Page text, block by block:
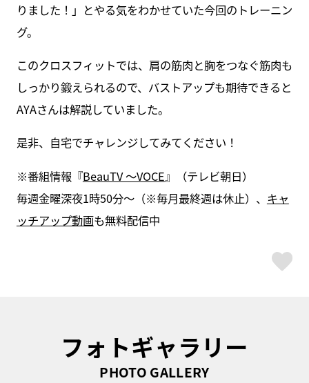
りました！」とやる気をわかせていた今回のトレーニン
グ。
このクロスフィットでは、肩の筋肉と胸をつなぐ筋肉も
しっかり鍛えられるので、バストアップも期待できると
AYAさんは解説していました。
是非、自宅でチャレンジしてみてください！
※番組情報『BeauTV ～VOCE』（テレビ朝日）
毎週金曜深夜1時50分～（※毎月最終週は休止）、 キャ
ッチアップ動画も無料配信中
フォトギャラリー
PHOTO GALLERY